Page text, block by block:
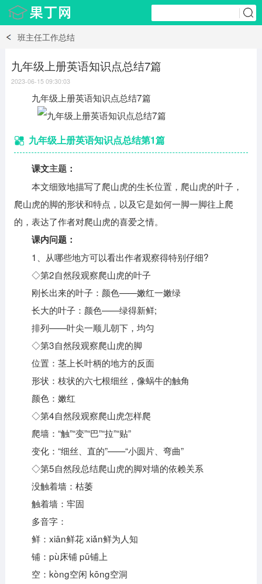
班主任工作总结
九年级上册英语知识点总结7篇
2023-06-15 09:30:03
九年级上册英语知识点总结7篇
九年级上册英语知识点总结第1篇
课文主题：
本文细致地描写了爬山虎的生长位置，爬山虎的叶子，
爬山虎的脚的形状和特点，以及它是如何一脚一脚往上爬
的，表达了作者对爬山虎的喜爱之情。
课内问题：
1、从哪些地方可以看出作者观察得特别仔细?
◇第2自然段观察爬山虎的叶子
刚长出来的叶子：颜色——嫩红一嫩绿
长大的叶子：颜色——绿得新鲜;
排列——叶尖一顺儿朝下，均匀
◇第3自然段观察爬山虎的脚
位置：茎上长叶柄的地方的反面
形状：枝状的六七根细丝，像蜗牛的触角
颜色：嫩红
◇第4自然段观察爬山虎怎样爬
爬墙：“触”“变”“巴”“拉”“贴”
变化：“细丝、直的”——“小圆片、弯曲”
◇第5自然段总结爬山虎的脚对墙的依赖关系
没触着墙：枯萎
触着墙：牢固
多音字：
鲜：xiān鲜花 xiǎn鲜为人知
铺：pù床铺 pū铺上
空：kòng空闲 kōng空洞